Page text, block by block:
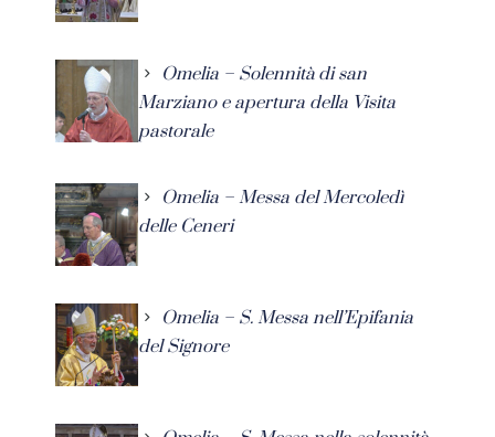
Omelia – Solennità di san
Marziano e apertura della Visita
pastorale
Omelia – Messa del Mercoledì
delle Ceneri
Omelia – S. Messa nell’Epifania
del Signore